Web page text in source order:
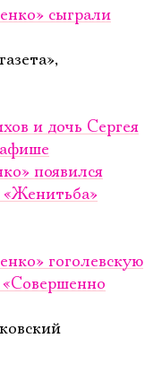
сыграли
и дочь Сергея
появился
«Женитьба»
гоголевскую